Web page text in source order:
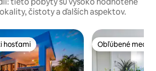
čistoty a ďalších aspektov.
hosťami
hosťami Obľúbené medzi
Obľúbené medzi